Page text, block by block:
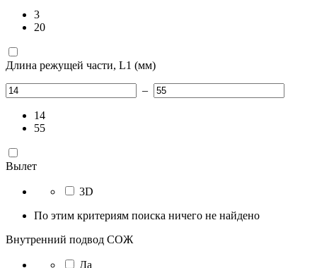
3
20
Длина режущей части, L1 (мм)
–
14
55
Вылет
3D
По этим критериям поиска ничего не найдено
Внутренний подвод СОЖ
Да